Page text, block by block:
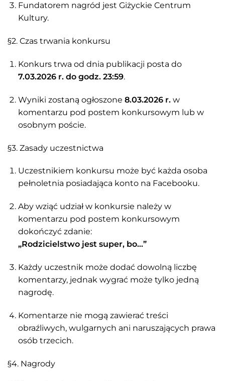
Fundatorem nagród jest Giżyckie Centrum
Kultury.
§2. Czas trwania konkursu
Konkurs trwa od dnia publikacji posta do
7.03.2026 r. do godz. 23:59.
Wyniki zostaną ogłoszone 8.03.2026 r.w
komentarzu pod postem konkursowym lub w
osobnym poście.
§3. Zasady uczestnictwa
Uczestnikiem konkursu może być każda osoba
pełnoletnia posiadająca konto na Facebooku.
Aby wziąć udział w konkursie należy w
komentarzu pod postem konkursowym
dokończyć zdanie:
„Rodzicielstwo jest super, bo…”
Każdy uczestnik może dodać dowolną liczbę
komentarzy, jednak wygrać może tylko jedną
nagrodę.
Komentarze nie mogą zawierać treści
obraźliwych, wulgarnych ani naruszających prawa
osób trzecich.
§4. Nagrody